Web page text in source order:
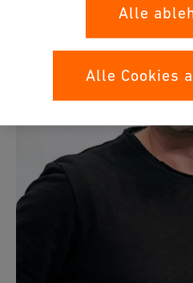
Alle
Alle Cookies